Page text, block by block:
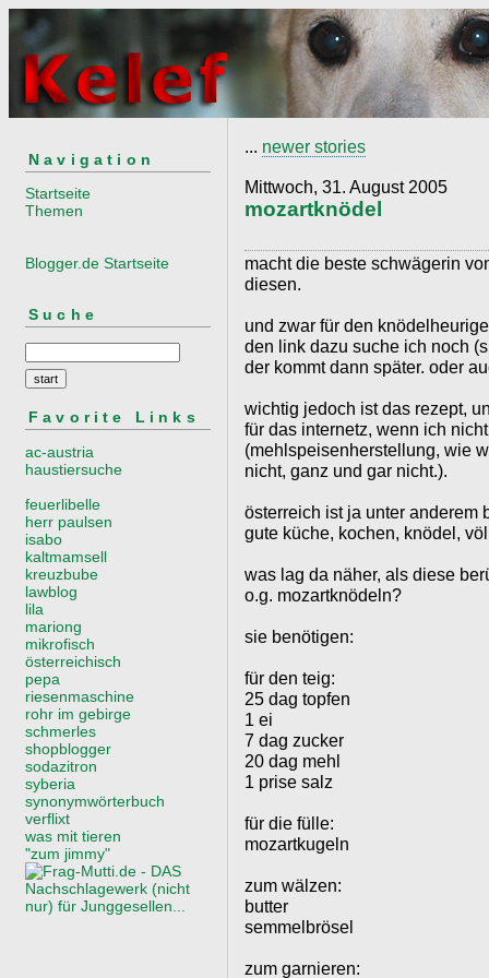
Navigation
Startseite
Themen
Blogger.de Startseite
Suche
Favorite Links
ac-austria
haustiersuche
feuerlibelle
herr paulsen
isabo
kaltmamsell
kreuzbube
lawblog
lila
mariong
mikrofisch
österreichisch
pepa
riesenmaschine
rohr im gebirge
schmerles
shopblogger
sodazitron
syberia
synonymwörterbuch
verflixt
was mit tieren
"zum jimmy"
... newer stories
Mittwoch, 31. August 2005
mozartknödel
macht die beste schwägerin
diesen.
und zwar für den
den link dazu suche ich noch
der kommt dann später. oder
wichtig jedoch ist das rezept,
für das internetz, wenn ich
(mehlspeisenherstellung, wie
nicht, ganz und gar nicht.).
österreich ist ja unter anderem
gute küche, kochen, knödel,
was lag da näher, als diese
o.g. mozartknödeln?
sie benötigen:
für den teig:
25 dag topfen
1 ei
7 dag zucker
20 dag mehl
1 prise salz
für die fülle:
mozartkugeln
zum wälzen:
butter
semmelbrösel
zum garnieren: